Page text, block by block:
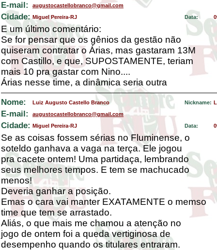
E-mail: augustocastellobranco@gmail.com
Cidade: Miguel Pereira-RJ Data:
E um último comentário:
Se for pensar que os gênios da gestão não
quiseram contratar o Árias, mas gastaram 13M
com Castillo, e que, SUPOSTAMENTE, teriam
mais 10 pra gastar com Nino....
Árias nesse time, a dinâmica seria outra
Nome: Luiz Augusto Castello Branco Nickname:
E-mail: augustocastellobranco@gmail.com
Cidade: Miguel Pereira-RJ Data:
Se as coisas fossem sérias no Fluminense, o
soteldo ganhava a vaga na terça. Ele jogou
pra cacete ontem! Uma partidaça, lembrando
seus melhores tempos. E tem se machucado
menos!
Deveria ganhar a posição.
Emas o cara vai manter EXATAMENTE o memso
time que tem se arrastado.
Aliás, o que mais me chamou a atenção no
jogo de ontem foi a queda vertiginosa de
desempenho quando os titulares entraram.